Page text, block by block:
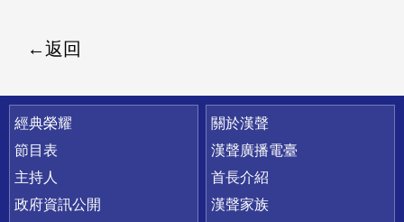
返回
快速連結
經典榮耀
節目表
主持人
政府資訊公開
關於漢聲
漢聲廣播電臺
首長介紹
漢聲家族